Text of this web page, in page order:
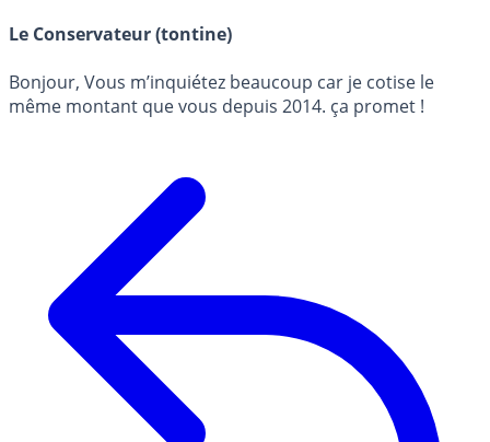
Le Conservateur (tontine)
Bonjour, Vous m’inquiétez beaucoup car je cotise le
même montant que vous depuis 2014. ça promet !